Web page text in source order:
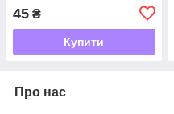
Народження королева
45 ₴
Купити
Про нас